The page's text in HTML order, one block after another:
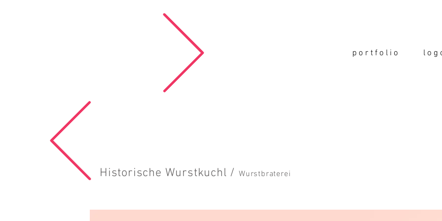
p o r t f o l i o l o g
Historische Wurstkuchl / Wurstbraterei